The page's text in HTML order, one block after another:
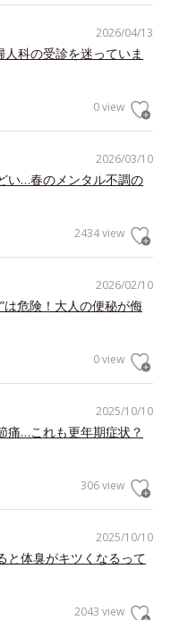
2026/04/13
科の受診を迷っていま
0 view
2026/03/10
い…春のメンタル不調の
2434 view
2026/02/10
は危険！大人の便秘が侮
0 view
2025/10/10
痛…これも更年期症状？
306 view
2025/10/10
と体臭がキツくなるって
2043 view